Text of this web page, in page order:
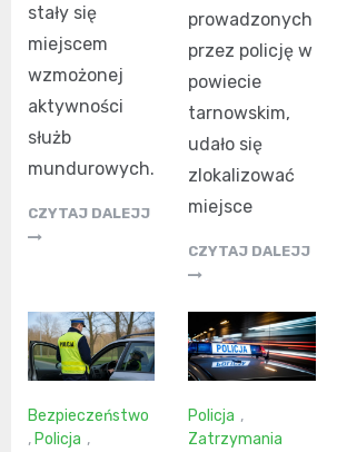
stały się
miejscem
wzmożonej
aktywności
służb
mundurowych.
CZYTAJ DALEJJ
prowadzonych
przez policję w
powiecie
tarnowskim,
udało się
zlokalizować
miejsce
CZYTAJ DALEJJ
Bezpieczeństwo
, Policja ,
Policja ,
Zatrzymania